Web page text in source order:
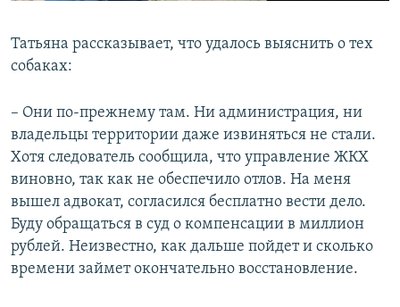
Татьяна рассказывает, что удалось выяснить о тех
собаках:
– Они по-прежнему там. Ни администрация, ни
владельцы территории даже извиняться не стали.
Хотя следователь сообщила, что управление ЖКХ
виновно, так как не обеспечило отлов. На меня
вышел адвокат, согласился бесплатно вести дело.
Буду обращаться в суд о компенсации в миллион
рублей. Неизвестно, как дальше пойдет и сколько
времени займет окончательно восстановление.